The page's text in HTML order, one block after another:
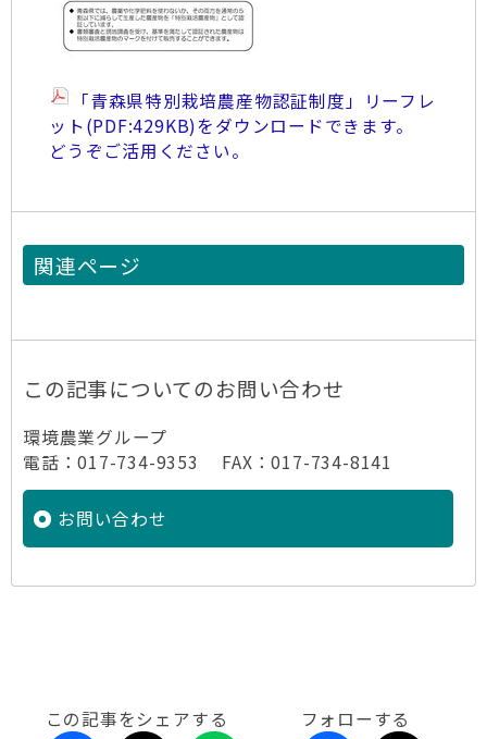
「青森県特別栽培農産物認証制度」リーフレ
ット(PDF:429KB)をダウンロードできます。
どうぞご活用ください。
関連ページ
この記事についてのお問い合わせ
環境農業グループ
電話：017-734-9353 FAX：017-734-8141
お問い合わせ
この記事をシェアする フォローする